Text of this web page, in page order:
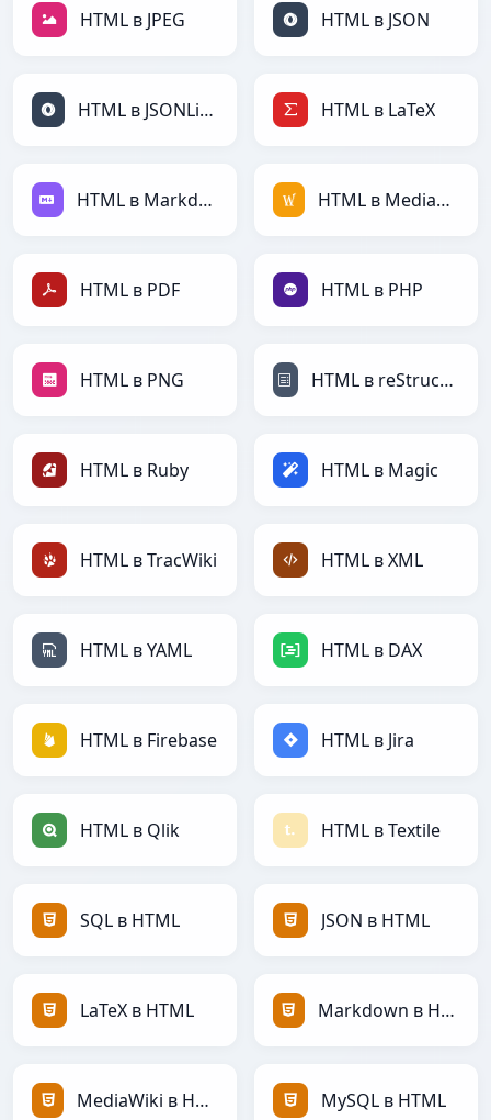
HTML в JPEG HTML в JSON
HTML в JSONLines HTML в LaTeX
HTML в Markdown HTML в MediaWiki
HTML в PDF HTML в PHP
HTML в PNG HTML в reStructuredText
HTML в Ruby HTML в Magic
HTML в TracWiki HTML в XML
HTML в YAML HTML в DAX
HTML в Firebase HTML в Jira
HTML в Qlik HTML в Textile
SQL в HTML JSON в HTML
LaTeX в HTML Markdown в HTML
MediaWiki в HTML MySQL в HTML